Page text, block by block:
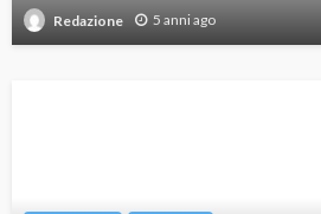
Redazione 5 anni ago